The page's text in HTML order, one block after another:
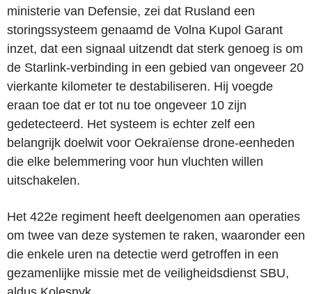
ministerie van Defensie, zei dat Rusland een
storingssysteem genaamd de Volna Kupol Garant
inzet, dat een signaal uitzendt dat sterk genoeg is om
de Starlink-verbinding in een gebied van ongeveer 20
vierkante kilometer te destabiliseren. Hij voegde
eraan toe dat er tot nu toe ongeveer 10 zijn
gedetecteerd. Het systeem is echter zelf een
belangrijk doelwit voor Oekraïense drone-eenheden
die elke belemmering voor hun vluchten willen
uitschakelen.
Het 422e regiment heeft deelgenomen aan operaties
om twee van deze systemen te raken, waaronder een
die enkele uren na detectie werd getroffen in een
gezamenlijke missie met de veiligheidsdienst SBU,